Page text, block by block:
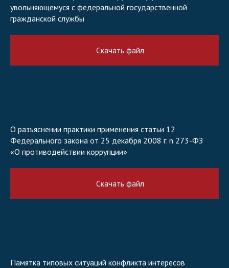
увольняющемуся с федеральной государственной
гражданской службы
Скачать файл
О разъяснении практики применения статьи 12
Федерального закона от 25 декабря 2008 г. n 273-ФЗ
«О противодействии коррупции»
Скачать файл
Памятка типовых ситуаций конфликта интересов